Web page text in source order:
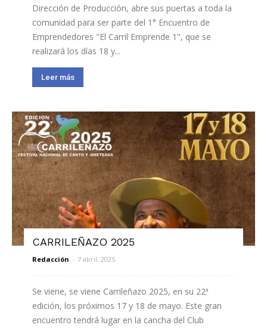
Dirección de Producción, abre sus puertas a toda la
comunidad para ser parte del 1° Encuentro de
Emprendedores "El Carril Emprende 1", que se
realizará los días 18 y...
Leer más
CARRILEÑAZO 2025
Redacción - 7 abril, 2025
Se viene, se viene Carrileñazo 2025, en su 22ª
edición, los próximos 17 y 18 de mayo. Este gran
encuentro tendrá lugar en la cancha del Club